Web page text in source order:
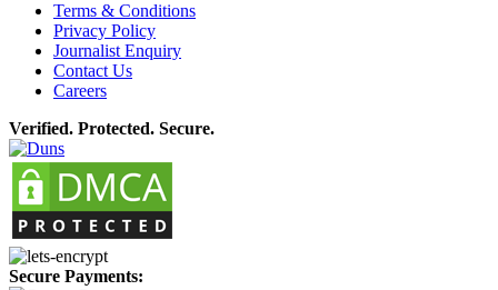
Terms & Conditions
Privacy Policy
Journalist Enquiry
Contact Us
Careers
Verified. Protected. Secure.
Secure Payments: